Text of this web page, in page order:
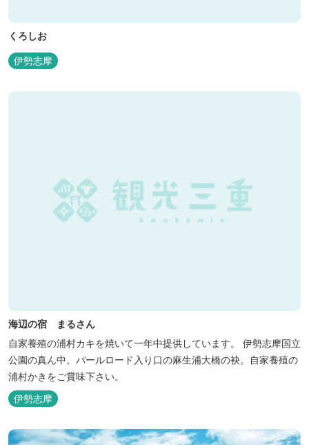
くろしお
伊勢志摩
海辺の宿 まるさん
自家養殖の浦村カキを焼いて一年中提供しています。 伊勢志摩国立
公園の真ん中。パールロード入り口の麻生浦大橋の袂。自家養殖の
浦村かきをご賞味下さい。
伊勢志摩